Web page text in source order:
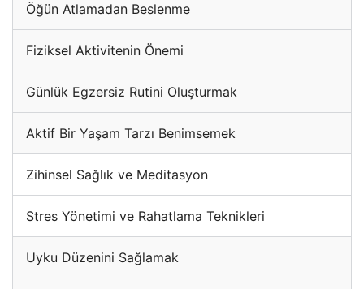
Öğün Atlamadan Beslenme
Fiziksel Aktivitenin Önemi
Günlük Egzersiz Rutini Oluşturmak
Aktif Bir Yaşam Tarzı Benimsemek
Zihinsel Sağlık ve Meditasyon
Stres Yönetimi ve Rahatlama Teknikleri
Uyku Düzenini Sağlamak